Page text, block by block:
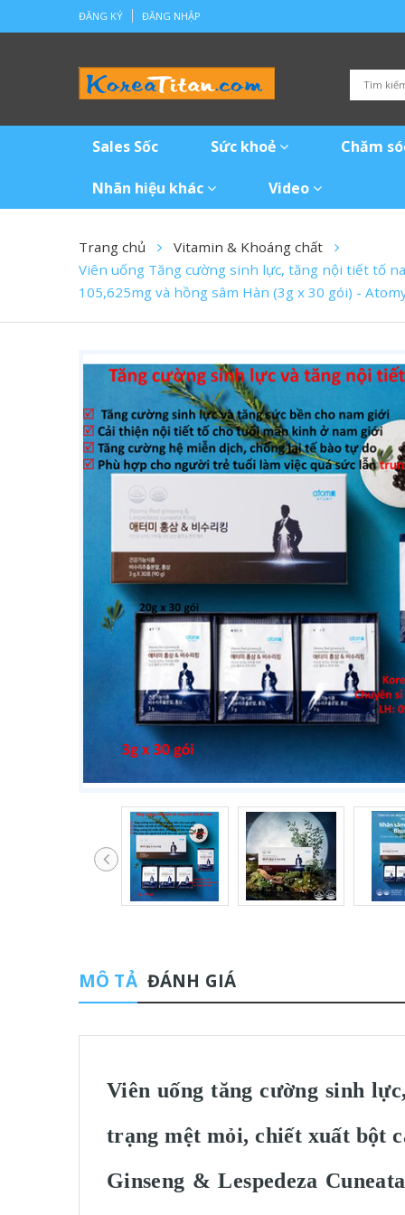
ĐĂNG KÝ ĐĂNG NHẬP
Sales Sốc Sức khoẻ Chăm
Nhãn hiệu khác Video
Trang chủ
Vitamin & Khoáng chất
Viên uống Tăng cường sinh lực, tăng nội tiết tố
105,625mg và hồng sâm Hàn (3g x 30 gói) -
MÔ TẢ ĐÁNH GIÁ
Viên uống tăng cường sinh
trạng mệt mỏi, chiết xuất bột
Ginseng & Lespedeza